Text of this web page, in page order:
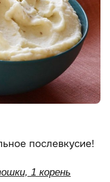
послевкусие!
1 корень